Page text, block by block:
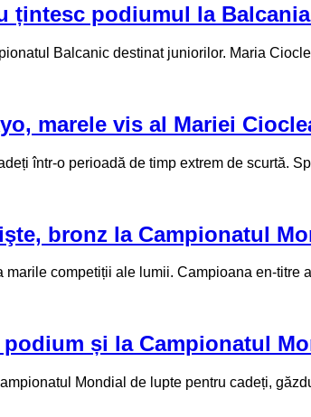
țintesc podiumul la
Balcanic destinat juniorilor. Maria
marele vis al Mariei
într-o perioadă de timp extrem de scurtă.
bronz la Campionatul
competiții ale lumii. Campioana en-
podium și la Campionatul
Mondial de lupte pentru cadeți,